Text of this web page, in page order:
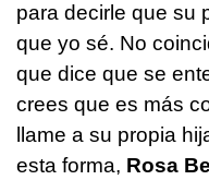
para decirle que su
que yo sé. No
que dice que se
crees que es más
llame a su propia
esta forma, Rosa